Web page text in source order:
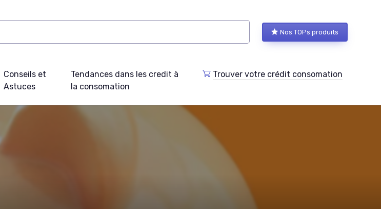
Nos TOPs produits
Conseils et
Astuces
Tendances dans les credit à
la consomation
Trouver votre crédit consomation